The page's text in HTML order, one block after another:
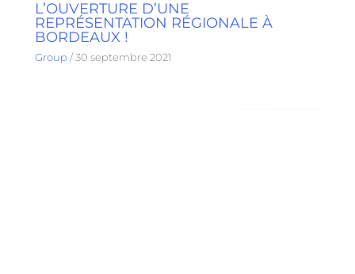
L’OUVERTURE D’UNE
REPRÉSENTATION RÉGIONALE À
BORDEAUX !
Group /30 septembre 2021